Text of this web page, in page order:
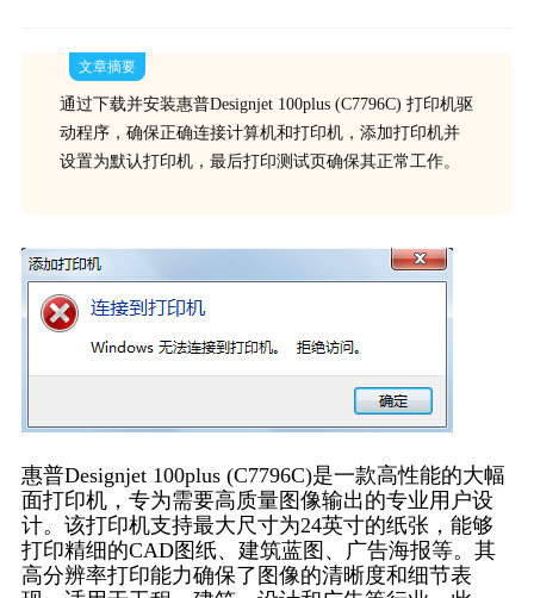
文章摘要
通过下载并安装惠普Designjet 100plus (C7796C) 打印机驱
动程序，确保正确连接计算机和打印机，添加打印机并
设置为默认打印机，最后打印测试页确保其正常工作。
惠普Designjet 100plus (C7796C)是一款高性能的大幅
面打印机，专为需要高质量图像输出的专业用户设
计。该打印机支持最大尺寸为24英寸的纸张，能够
打印精细的CAD图纸、建筑蓝图、广告海报等。其
高分辨率打印能力确保了图像的清晰度和细节表